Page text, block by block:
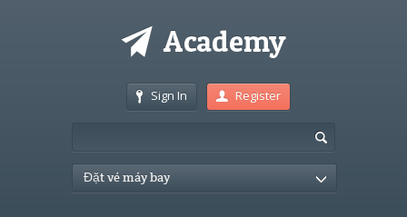
Sign In Register
Đặt vé máy bay